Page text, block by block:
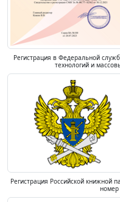
Регистрация в Федеральной
технологий и
Регистрация Российской книжной
номер